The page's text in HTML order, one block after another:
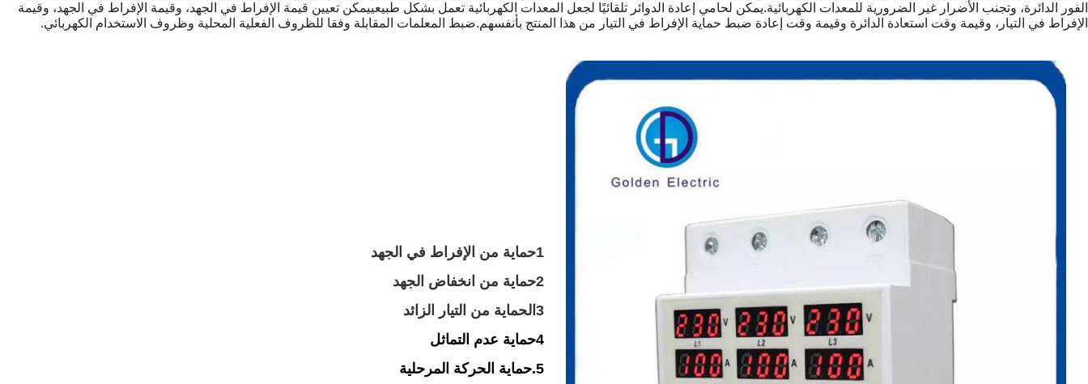
الفور الدائرة، وتجنب الأضرار غير الضرورية للمعدات الكهربائية.يمكن لحامي إعادة الدوائر تلقائيًا لجعل المعدات الكهربائية تعمل بشكل طبيعييمكن تعيين قيمة الإفراط في الجهد، وقيمة الإفراط في الجهد، وقيمة
الإفراط في التيار، وقيمة وقت استعادة الدائرة وقيمة وقت إعادة ضبط حماية الإفراط في التيار من هذا المنتج بأنفسهم.ضبط المعلمات المقابلة وفقا للظروف الفعلية المحلية وظروف الاستخدام الكهربائي.
1حماية من الإفراط في الجهد
2حماية من انخفاض الجهد
3الحماية من التيار الزائد
4حماية عدم التماثل
5.حماية الحركة المرحلية